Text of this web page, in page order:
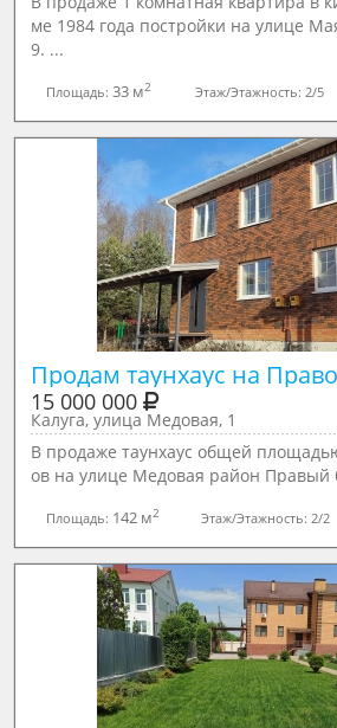
ме 1984 года постройки на улице
9. ...
Площадь:33 м2 Этаж/Этажность: 2/5
Продам таунхаус на
15 000 000
Калуга, улица Медовая, 1
В продаже таунхаус общей
ов на улице Медовая район Правый
Площадь: 142 м2 Этаж/Этажность: 2/2